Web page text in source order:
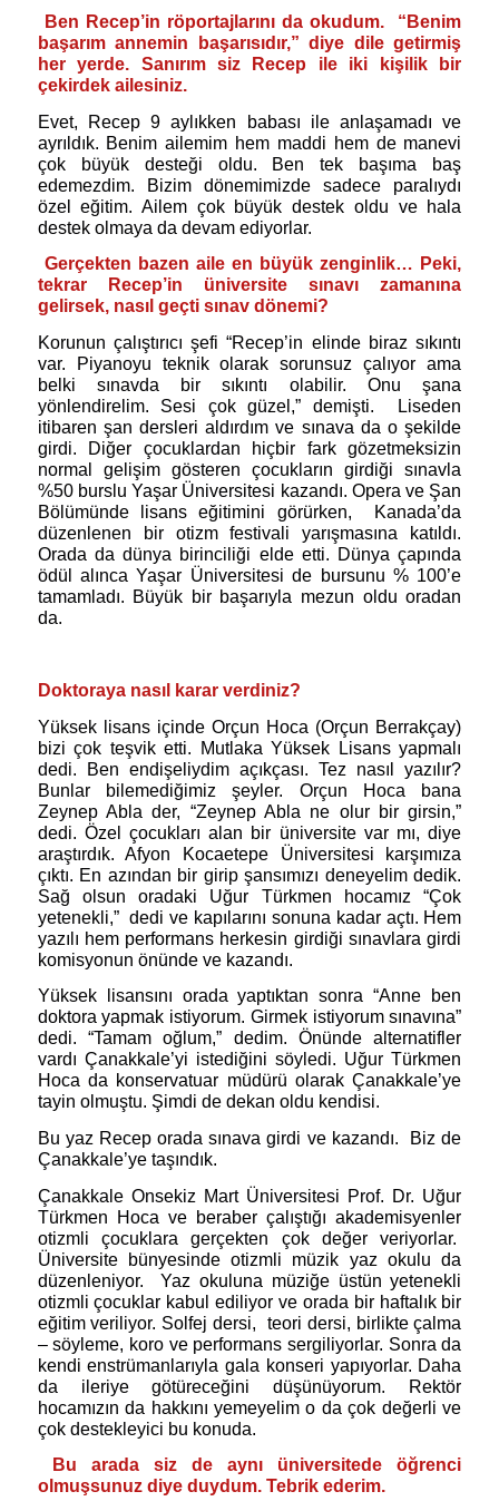
Ben Recep’in röportajlarını da okudum. “Benim
başarım annemin başarısıdır,” diye dile getirmiş
her yerde. Sanırım siz Recep ile iki kişilik bir
çekirdek ailesiniz.
Evet, Recep 9 aylıkken babası ile anlaşamadı ve
ayrıldık. Benim ailemim hem maddi hem de manevi
çok büyük desteği oldu. Ben tek başıma baş
edemezdim. Bizim dönemimizde sadece paralıydı
özel eğitim. Ailem çok büyük destek oldu ve hala
destek olmaya da devam ediyorlar.
Gerçekten bazen aile en büyük zenginlik… Peki,
tekrar Recep’in üniversite sınavı zamanına
gelirsek, nasıl geçti sınav dönemi?
Korunun çalıştırıcı şefi “Recep’in elinde biraz sıkıntı
var. Piyanoyu teknik olarak sorunsuz çalıyor ama
belki sınavda bir sıkıntı olabilir. Onu şana
yönlendirelim. Sesi çok güzel,” demişti.
Liseden
itibaren şan dersleri aldırdım ve sınava da o şekilde
girdi. Diğer çocuklardan hiçbir fark gözetmeksizin
normal gelişim gösteren çocukların girdiği sınavla
%50 burslu Yaşar Üniversitesi kazandı. Opera ve Şan
Bölümünde lisans eğitimini görürken,
Kanada’da
düzenlenen bir otizm festivali yarışmasına katıldı.
Orada da dünya birinciliği elde etti. Dünya çapında
ödül alınca Yaşar Üniversitesi de bursunu % 100’e
tamamladı. Büyük bir başarıyla mezun oldu oradan
da.
Doktoraya nasıl karar verdiniz?
Yüksek lisans içinde Orçun Hoca (Orçun Berrakçay)
bizi çok teşvik etti. Mutlaka Yüksek Lisans yapmalı
dedi. Ben endişeliydim açıkçası. Tez nasıl yazılır?
Bunlar bilemediğimiz şeyler. Orçun Hoca bana
Zeynep Abla der, “Zeynep Abla ne olur bir girsin,”
dedi. Özel çocukları alan bir üniversite var mı, diye
araştırdık. Afyon Kocaetepe Üniversitesi karşımıza
çıktı. En azından bir girip şansımızı deneyelim dedik.
Sağ olsun oradaki Uğur Türkmen hocamız “Çok
yetenekli,” dedi ve kapılarını sonuna kadar açtı. Hem
yazılı hem performans herkesin girdiği sınavlara girdi
komisyonun önünde ve kazandı.
Yüksek lisansını orada yaptıktan sonra “Anne ben
doktora yapmak istiyorum. Girmek istiyorum sınavına”
dedi. “Tamam oğlum,” dedim. Önünde alternatifler
vardı Çanakkale’yi istediğini söyledi. Uğur Türkmen
Hoca da konservatuar müdürü olarak Çanakkale’ye
tayin olmuştu. Şimdi de dekan oldu kendisi.
Bu yaz Recep orada sınava girdi ve kazandı.
Biz de
Çanakkale’ye taşındık.
Çanakkale Onsekiz Mart Üniversitesi Prof. Dr. Uğur
Türkmen Hoca ve beraber çalıştığı akademisyenler
otizmli çocuklara gerçekten çok değer veriyorlar.
Üniversite bünyesinde otizmli müzik yaz okulu da
düzenleniyor.
Yaz okuluna müziğe üstün yetenekli
otizmli çocuklar kabul ediliyor ve orada bir haftalık bir
eğitim veriliyor. Solfej dersi,
teori dersi, birlikte çalma
– söyleme, koro ve performans sergiliyorlar. Sonra da
kendi enstrümanlarıyla gala konseri yapıyorlar. Daha
da ileriye götüreceğini düşünüyorum. Rektör
hocamızın da hakkını yemeyelim o da çok değerli ve
çok destekleyici bu konuda.
Bu arada siz de aynı üniversitede öğrenci
olmuşsunuz diye duydum. Tebrik ederim.